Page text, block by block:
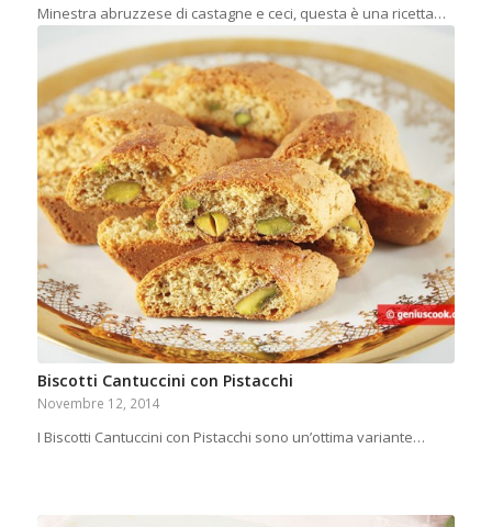
Minestra abruzzese di castagne e ceci, questa è una ricetta…
Biscotti Cantuccini con Pistacchi
Novembre 12, 2014
I Biscotti Cantuccini con Pistacchi sono un’ottima variante…